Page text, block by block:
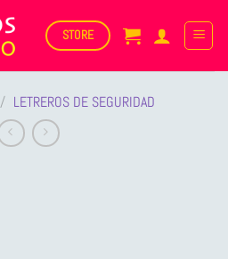
STORE
/ LETREROS DE SEGURIDAD